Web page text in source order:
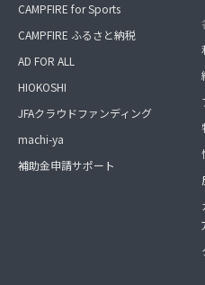
CAMPFIRE for Sports
CAMPFIRE ふるさと納税
AD FOR ALL
HIOKOSHI
JFAクラウドファンディング
machi-ya
補助金申請サポート